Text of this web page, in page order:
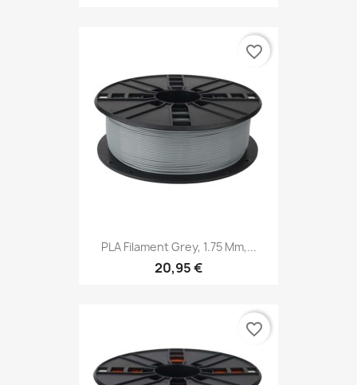
PLA Filament Grey, 1.75 Mm,...
20,95 €
favorite_border
favorite_border